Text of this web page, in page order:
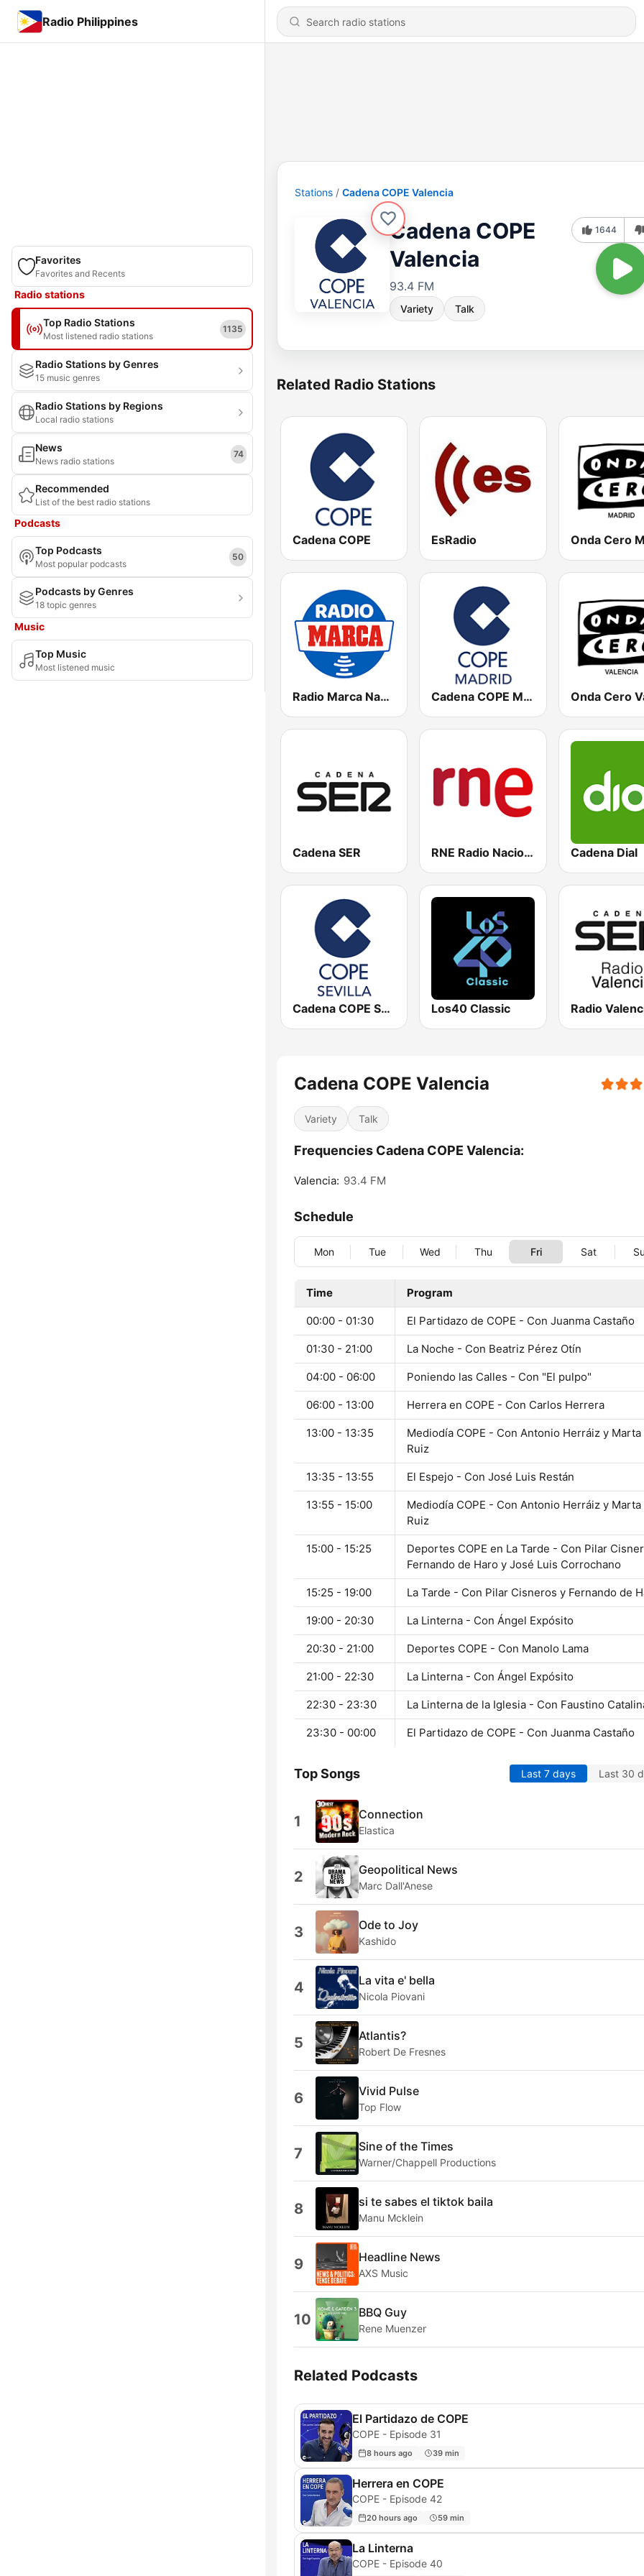
Radio Philippines
Favorites
Favorites and Recents
Radio stations
Top Radio Stations
Most listened radio stations
1135
Radio Stations by Genres
15 music genres
Radio Stations by Regions
Local radio stations
News
News radio stations
74
Recommended
List of the best radio stations
Podcasts
Top Podcasts
Most popular podcasts
50
Podcasts by Genres
18 topic genres
Music
Top Music
Most listened music
Stations Cadena COPE Valencia
Cadena COPE
Valencia
93.4 FM
Variety Talk
1644
Related Radio Stations
Cadena COPE EsRadio
Radio Marca Nacional Cadena COPE Madrid
Cadena SER RNE Radio Nacional Cadena Dial
Cadena COPE Sevilla Los40 Classic
Cadena COPE Valencia
Variety Talk
Frequencies Cadena COPE Valencia:
Valencia: 93.4 FM
Schedule
Mon Tue Wed Thu Fri Sat
Time Program
00:00 - 01:30 El Partidazo de COPE - Con Juanma Castaño
01:30 - 21:00 La Noche - Con Beatriz Pérez Otín
04:00 - 06:00 Poniendo las Calles - Con "El pulpo"
06:00 - 13:00 Herrera en COPE - Con Carlos Herrera
13:00 - 13:35
Mediodía COPE - Con Antonio Herráiz y Marta
Ruiz
13:35 - 13:55 El Espejo - Con José Luis Restán
13:55 - 15:00
Mediodía COPE - Con Antonio Herráiz y Marta
Ruiz
15:00 - 15:25
Deportes COPE en La Tarde - Con Pilar
Fernando de Haro y José Luis Corrochano
15:25 - 19:00 La Tarde - Con Pilar Cisneros y Fernando de
19:00 - 20:30 La Linterna - Con Ángel Expósito
20:30 - 21:00 Deportes COPE - Con Manolo Lama
21:00 - 22:30 La Linterna - Con Ángel Expósito
22:30 - 23:30 La Linterna de la Iglesia - Con Faustino
23:30 - 00:00 El Partidazo de COPE - Con Juanma Castaño
Top Songs Last 7 days Last 30
1 Connection
Elastica
2 Geopolitical News
Marc Dall'Anese
3 Ode to Joy
Kashido
4 La vita e' bella
Nicola Piovani
5 Atlantis?
Robert De Fresnes
6 Vivid Pulse
Top Flow
7 Sine of the Times
Warner/Chappell Productions
8 si te sabes el tiktok baila
Manu Mcklein
9 Headline News
AXS Music
10 BBQ Guy
Rene Muenzer
Related Podcasts
El Partidazo de COPE
COPE - Episode 31
8 hours ago 39 min
Herrera en COPE
COPE - Episode 42
20 hours ago 59 min
La Linterna
COPE - Episode 40